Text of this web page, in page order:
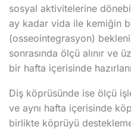
sosyal aktivitelerine
ay kadar vida ile kemiğin
(osseointegrasyon)
sonrasında ölçü alınır ve
bir hafta içerisinde
Diş köprüsünde ise ölçü
ve aynı hafta içerisinde
birlikte köprüyü